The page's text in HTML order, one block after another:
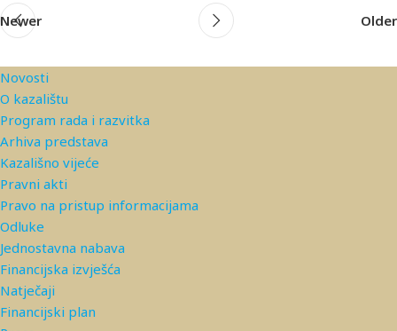
Newer Older
Novosti
O kazalištu
Program rada i razvitka
Arhiva predstava
Kazališno vijeće
Pravni akti
Pravo na pristup informacijama
Odluke
Jednostavna nabava
Financijska izvješća
Natječaji
Financijski plan